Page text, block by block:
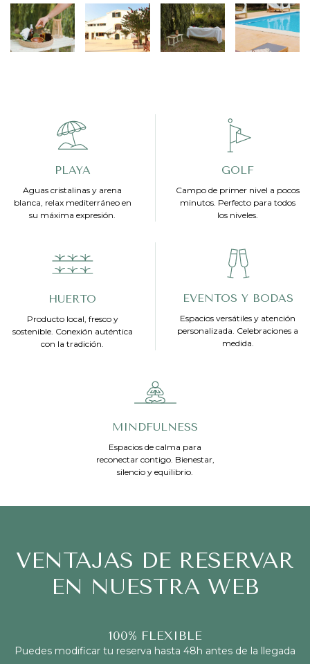
PLAYA
Aguas cristalinas y arena
blanca, relax mediterráneo en
su máxima expresión.
GOLF
Campo de primer nivel a pocos
minutos. Perfecto para todos
los niveles.
HUERTO
Producto local, fresco y
sostenible. Conexión auténtica
con la tradición.
EVENTOS Y BODAS
Espacios versátiles y atención
personalizada. Celebraciones a
medida.
MINDFULNESS
Espacios de calma para
reconectar contigo. Bienestar,
silencio y equilibrio.
VENTAJAS DE RESERVAR
EN NUESTRA WEB
100% FLEXIBLE
Puedes modificar tu reserva hasta 48h antes de la llegada